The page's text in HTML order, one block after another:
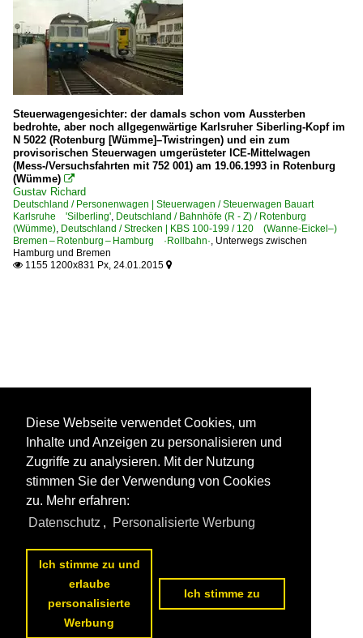
Steuerwagengesichter: der damals schon vom Aussterben
bedrohte, aber noch allgegenwärtige Karlsruher Siberling-Kopf im
N 5022 (Rotenburg [Wümme]–Twistringen) und ein zum
provisorischen Steuerwagen umgerüsteter ICE-Mittelwagen
(Mess-/Versuchsfahrten mit 752 001) am 19.06.1993 in Rotenburg
(Wümme) 
Gustav Richard
Deutschland / Personenwagen | Steuerwagen / Steuerwagen Bauart
Karlsruhe 'Silberling', Deutschland / Bahnhöfe (R - Z) / Rotenburg
(Wümme), Deutschland / Strecken | KBS 100-199 / 120 (Wanne-Eickel–)
Bremen – Rotenburg – Hamburg ·Rollbahn·, Unterwegs zwischen
Hamburg und Bremen
 1155 1200x831 Px, 24.01.2015 
Diese Webseite verwendet Cookies, um
Inhalte und Anzeigen zu personalisieren und
Zugriffe zu analysieren. Mit der Nutzung
stimmen Sie der Verwendung von Cookies
zu. Mehr erfahren:
Datenschutz , Personalisierte Werbung
Ich stimme zu und
erlaube
personalisierte
Werbung
Ich stimme zu